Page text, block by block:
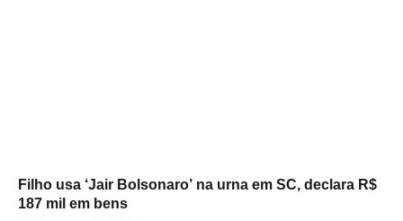
Filho usa ‘Jair Bolsonaro’ na urna em SC, declara R$
187 mil em bens